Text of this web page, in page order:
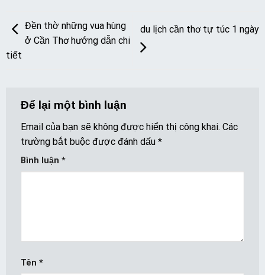
Đền thờ những vua hùng
ở Cần Thơ hướng dẫn chi
tiết
du lịch cần thơ tự túc 1 ngày
Để lại một bình luận
Email của bạn sẽ không được hiển thị công khai. Các
trường bắt buộc được đánh dấu *
Bình luận *
Tên *